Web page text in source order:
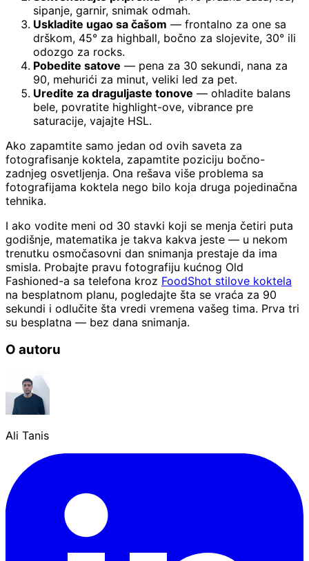
sipanje, garnir, snimak odmah.
Uskladite ugao sa čašom — frontalno za one sa
drškom, 45° za highball, bočno za slojevite, 30° ili
odozgo za rocks.
Pobedite satove — pena za 30 sekundi, nana za
90, mehurići za minut, veliki led za pet.
Uredite za draguljaste tonove — ohladite balans
bele, povratite highlight-ove, vibrance pre
saturacije, vajajte HSL.
Ako zapamtite samo jedan od ovih saveta za
fotografisanje koktela, zapamtite poziciju bočno-
zadnjeg osvetljenja. Ona rešava više problema sa
fotografijama koktela nego bilo koja druga pojedinačna
tehnika.
I ako vodite meni od 30 stavki koji se menja četiri puta
godišnje, matematika je takva kakva jeste — u nekom
trenutku osmočasovni dan snimanja prestaje da ima
smisla. Probajte pravu fotografiju kućnog Old
Fashioned-a sa telefona kroz FoodShot stilove koktela
na besplatnom planu, pogledajte šta se vraća za 90
sekundi i odlučite šta vredi vremena vašeg tima. Prva tri
su besplatna — bez dana snimanja.
O autoru
Ali Tanis